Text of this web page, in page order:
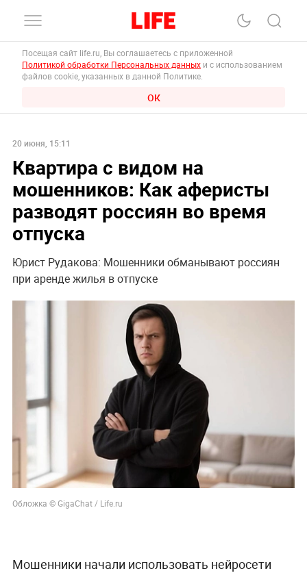
Посещая сайт life.ru, Вы соглашаетесь с приложенной
Политикой обработки Персональных данных и с использованием
файлов cookie, указанных в данной Политике.
ОК
20 июня, 15:11
Квартира с видом на
мошенников: Как аферисты
разводят россиян во время
отпуска
Юрист Рудакова: Мошенники обманывают россиян
при аренде жилья в отпуске
Обложка © GigaChat / Life.ru
Мошенники начали использовать нейросети